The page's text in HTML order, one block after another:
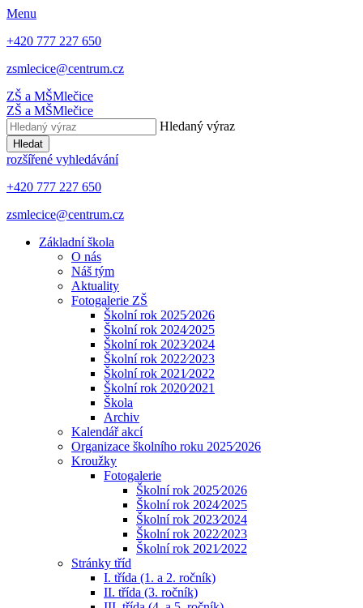
Menu
+420 777 227 650
zsmlecice@centrum.cz
ZŠ a MŠMlečice
ZŠ a MŠMlečice
Hledaný výraz
Hledat
rozšířené vyhledávání
+420 777 227 650
zsmlecice@centrum.cz
Základní škola
O nás
Náš tým
Aktuality
Fotogalerie ZŠ
Školní rok 2025⁄2026
Školní rok 2024⁄2025
Školní rok 2023⁄2024
Školní rok 2022⁄2023
Školní rok 2021⁄2022
Školní rok 2020⁄2021
Škola
Archiv
Kalendář akcí
Organizace školního roku 2025⁄2026
Kroužky
Fotogalerie
Školní rok 2025⁄2026
Školní rok 2024⁄2025
Školní rok 2023⁄2024
Školní rok 2022⁄2023
Školní rok 2021⁄2022
Stránky tříd
I. třída (1. a 2. ročník)
II. třída (3. ročník)